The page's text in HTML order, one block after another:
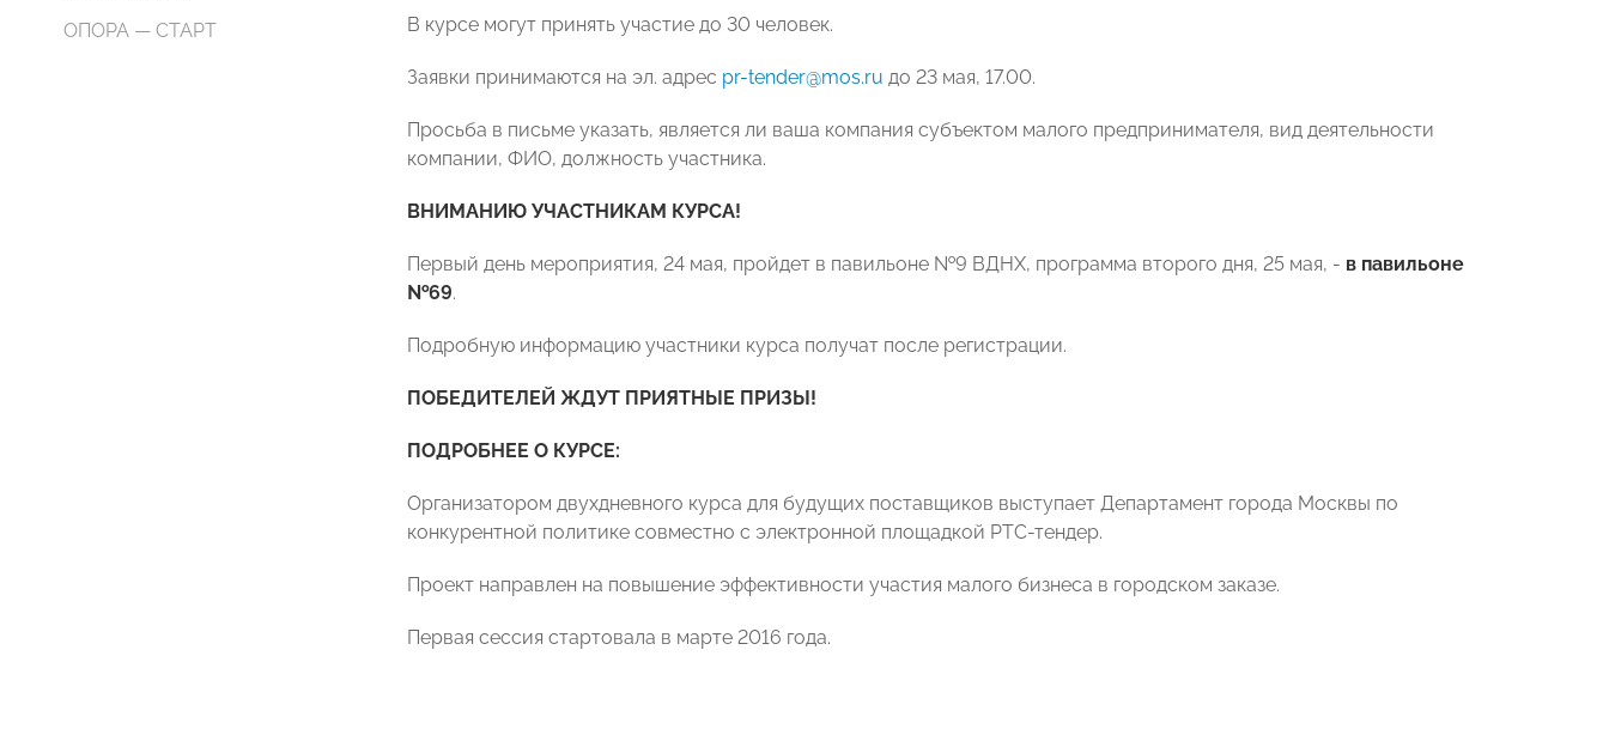
ОПОРА — СТАРТ
В курсе могут принять участие до 30 человек.
Заявки принимаются на эл. адрес pr-tender@mos.ru до 23 мая, 17.00.
Просьба в письме указать, является ли ваша компания субъектом малого предпринимателя, вид деятельности
компании, ФИО, должность участника.
ВНИМАНИЮ УЧАСТНИКАМ КУРСА!
Первый день мероприятия, 24 мая, пройдет в павильоне №9 ВДНХ, программа второго дня, 25 мая, - в павильоне
№69.
Подробную информацию участники курса получат после регистрации.
ПОБЕДИТЕЛЕЙ ЖДУТ ПРИЯТНЫЕ ПРИЗЫ!
ПОДРОБНЕЕ О КУРСЕ:
Организатором двухдневного курса для будущих поставщиков выступает Департамент города Москвы по
конкурентной политике совместно с электронной площадкой РТС-тендер.
Проект направлен на повышение эффективности участия малого бизнеса в городском заказе.
Первая сессия стартовала в марте 2016 года.